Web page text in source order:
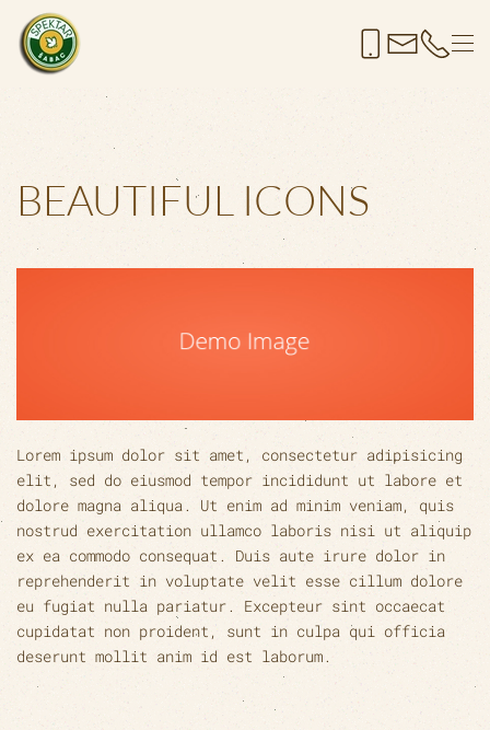
Skip to main content
BEAUTIFUL ICONS
Lorem ipsum dolor sit amet, consectetur adipisicing
elit, sed do eiusmod tempor incididunt ut labore et
dolore magna aliqua. Ut enim ad minim veniam, quis
nostrud exercitation ullamco laboris nisi ut aliquip
ex ea commodo consequat. Duis aute irure dolor in
reprehenderit in voluptate velit esse cillum dolore
eu fugiat nulla pariatur. Excepteur sint occaecat
cupidatat non proident, sunt in culpa qui officia
deserunt mollit anim id est laborum.